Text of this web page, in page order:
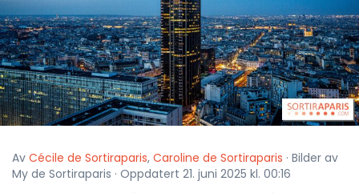
Av Cécile de Sortiraparis, Caroline de Sortiraparis · Bilder av
My de Sortiraparis · Oppdatert 21. juni 2025 kl. 00:16